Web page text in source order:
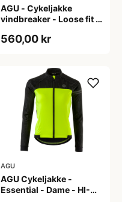
AGU - Cykeljakke
vindbreaker - Loose fit -
560,00 kr
AGU
AGU Cykeljakke -
Essential - Dame - HI-